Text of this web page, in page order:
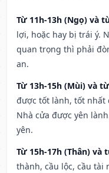
Từ 11h-13h (Ngọ) và
lợi, hoặc hay bị trái ý.
quan trọng thì phải
an.
Từ 13h-15h (Mùi) và
được tốt lành, tốt nhất
Nhà cửa được yên
yên.
Từ 15h-17h (Thân) và
thành, cầu lộc, cầu tài